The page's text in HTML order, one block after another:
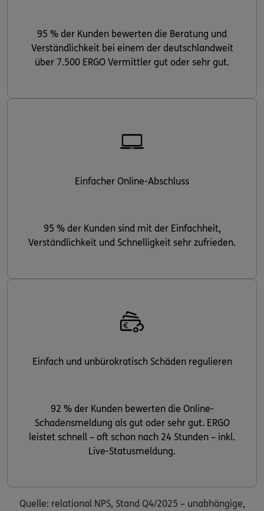
95 % der Kunden bewerten die Beratung und
Verständlichkeit bei einem der deutschlandweit
über 7.500 ERGO Vermittler gut oder sehr gut.
Einfacher Online-Abschluss
95 % der Kunden sind mit der Einfachheit,
Verständlichkeit und Schnelligkeit sehr zufrieden.
Einfach und unbürokratisch Schäden regulieren
92 % der Kunden bewerten die Online-
Schadensmeldung als gut oder sehr gut. ERGO
leistet schnell – oft schon nach 24 Stunden – inkl.
Live-Statusmeldung.
Quelle: relational NPS, Stand Q4/2025 – unabhängige,